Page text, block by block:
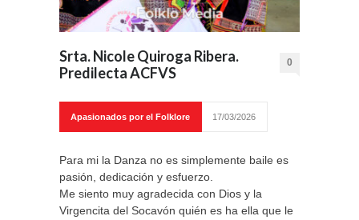
Srta. Nicole Quiroga Ribera.
Predilecta ACFVS
0
Apasionados por el Folklore 17/03/2026
Para mi la Danza no es simplemente baile es
pasión, dedicación y esfuerzo.
Me siento muy agradecida con Dios y la
Virgencita del Socavón quién es ha ella que le